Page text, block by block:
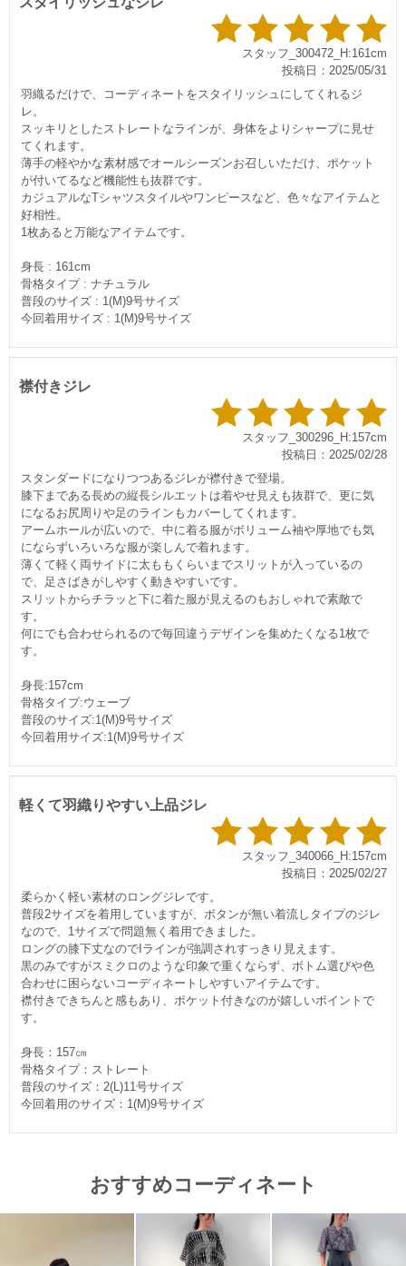
スタッフ_300472_H:161cm
投稿日：2025/05/31
羽織るだけで、コーディネートをスタイリッシュにしてくれるジ
レ。
スッキリとしたストレートなラインが、身体をよりシャープに見せ
てくれます。
薄手の軽やかな素材感でオールシーズンお召しいただけ、ポケット
が付いてるなど機能性も抜群です。
カジュアルなTシャツスタイルやワンピースなど、色々なアイテムと
好相性。
1枚あると万能なアイテムです。
身長 : 161cm
骨格タイプ : ナチュラル
普段のサイズ : 1(M)9号サイズ
今回着用サイズ : 1(M)9号サイズ
襟付きジレ
スタッフ_300296_H:157cm
投稿日：2025/02/28
スタンダードになりつつあるジレが襟付きで登場。
膝下まである長めの縦長シルエットは着やせ見えも抜群で、更に気
になるお尻周りや足のラインもカバーしてくれます。
アームホールが広いので、中に着る服がボリューム袖や厚地でも気
にならずいろいろな服が楽しんで着れます。
薄くて軽く両サイドに太ももくらいまでスリットが入っているの
で、足さばきがしやすく動きやすいです。
スリットからチラッと下に着た服が見えるのもおしゃれで素敵で
す。
何にでも合わせられるので毎回違うデザインを集めたくなる1枚で
す。
身長:157cm
骨格タイプ:ウェーブ
普段のサイズ:1(M)9号サイズ
今回着用サイズ:1(M)9号サイズ
軽くて羽織りやすい上品ジレ
スタッフ_340066_H:157cm
投稿日：2025/02/27
柔らかく軽い素材のロングジレです。
普段2サイズを着用していますが、ボタンが無い着流しタイプのジレ
なので、1サイズで問題無く着用できました。
ロングの膝下丈なのでIラインが強調されすっきり見えます。
黒のみですがスミクロのような印象で重くならず、ボトム選びや色
合わせに困らないコーディネートしやすいアイテムです。
襟付きできちんと感もあり、ポケット付きなのが嬉しいポイントで
す。
身長：157㎝
骨格タイプ：ストレート
普段のサイズ：2(L)11号サイズ
今回着用のサイズ：1(M)9号サイズ
おすすめコーディネート